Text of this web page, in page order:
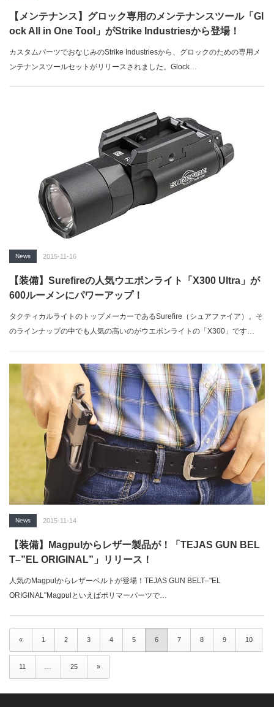
【メンテナンス】グロック専用のメンテナンスツール「Gl
ock All in One Tool」がStrike Industriesから登場！
カスタムパーツでおなじみのStrike Industriesから、グロックのための専用メ
ンテナンスツールセットがリリースされました。Glock…
News 2015-11-16
【装備】Surefireの人気ウエポンライト「X300 Ultra」が
600ルーメンにパワーアップ！
タクティカルライトのトップメーカーであるSurefire（シュアファイア）。そ
のラインナップの中でも人気の高いのがウエポンライトの「X300」です…
News 2015-11-14
【装備】Magpulからレザー製品が！「TEJAS GUN BEL
T–”EL ORIGINAL”」リリース！
人気のMagpulからレザーベルトが登場！TEJAS GUN BELT–"EL
ORIGINAL"Magpulといえばポリマーパーツで…
« 1 2 3 4 5 6 7 8 9 10
11 25 »